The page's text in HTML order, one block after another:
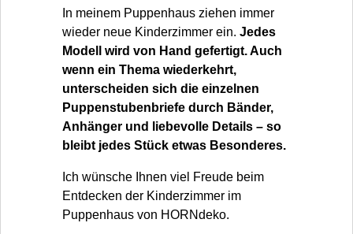
In meinem Puppenhaus ziehen immer
wieder neue Kinderzimmer ein. Jedes
Modell wird von Hand gefertigt. Auch
wenn ein Thema wiederkehrt,
unterscheiden sich die einzelnen
Puppenstubenbriefe durch Bänder,
Anhänger und liebevolle Details – so
bleibt jedes Stück etwas Besonderes.
Ich wünsche Ihnen viel Freude beim
Entdecken der Kinderzimmer im
Puppenhaus von HORNdeko.